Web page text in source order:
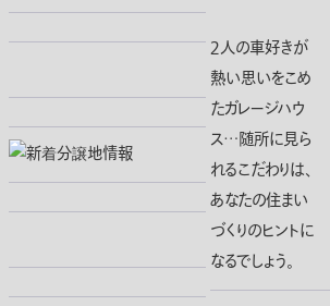
２人の車好きが
熱い思いをこめ
たガレージハウ
ス…随所に見ら
れるこだわりは、
あなたの住まい
づくりのヒントに
なるでしょう。